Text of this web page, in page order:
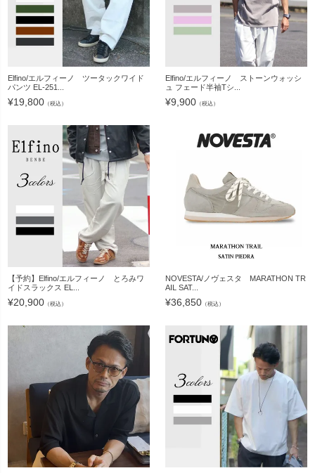
Elfino/エルフィーノ ツータックワイド
パンツ EL-251...
¥19,800 （税込）
Elfino/エルフィーノ ストーンウォッシ
ュ フェード半袖Tシ...
¥9,900 （税込）
【予約】Elfino/エルフィーノ とろみワ
イドスラックス EL...
¥20,900 （税込）
NOVESTA/ノヴェスタ MARATHON TR
AIL SAT...
¥36,850 （税込）